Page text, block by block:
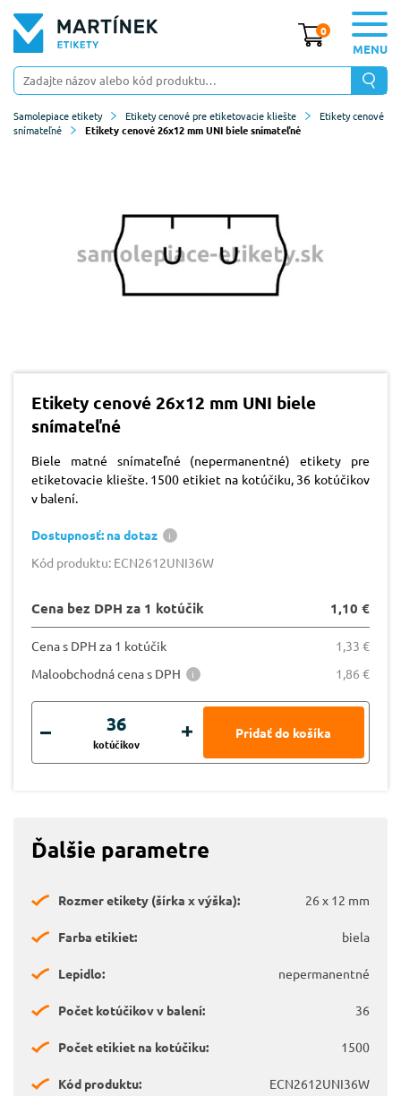
0
MENU
Samolepiace etikety Etikety cenové pre etiketovacie kliešte
Etikety cenové
snímateľné
Etikety cenové 26x12 mm UNI biele snímateľné
Etikety cenové 26x12 mm UNI biele
snímateľné
Biele matné snímateľné (nepermanentné) etikety pre
etiketovacie kliešte. 1500 etikiet na kotúčiku, 36 kotúčikov
v balení.
Dostupnosť: na dotaz
Kód produktu: ECN2612UNI36W
Cena bez DPH za 1 kotúčik 1,10 €
Cena s DPH za 1 kotúčik
1,33 €
Maloobchodná cena s DPH
1,86 €
kotúčikov
Ďalšie parametre
Rozmer etikety (šírka x výška): 26 x 12 mm
Farba etikiet: biela
Lepidlo: nepermanentné
Počet kotúčikov v balení: 36
Počet etikiet na kotúčiku: 1500
Kód produktu: ECN2612UNI36W